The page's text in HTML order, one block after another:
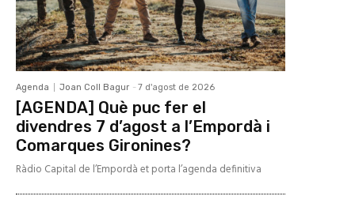
Agenda Joan Coll Bagur - 7 d'agost de 2026
[AGENDA] Què puc fer el
divendres 7 d’agost a l’Empordà i
Comarques Gironines?
Ràdio Capital de l’Empordà et porta l’agenda definitiva